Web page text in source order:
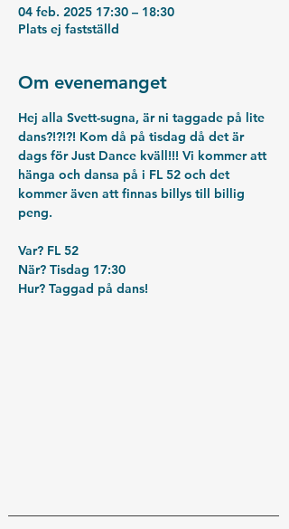
04 feb. 2025 17:30 – 18:30
Plats ej fastställd
Om evenemanget
Hej alla Svett-sugna, är ni taggade på lite
dans?!?!?! Kom då på tisdag då det är
dags för Just Dance kväll!!! Vi kommer att
hänga och dansa på i FL 52 och det
kommer även att finnas billys till billig
peng.
Var? FL 52
När? Tisdag 17:30
Hur? Taggad på dans!